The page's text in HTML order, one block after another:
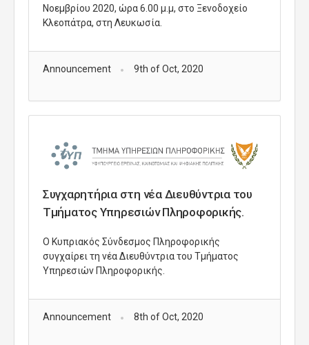
Νοεμβρίου 2020, ώρα 6.00 μ.μ, στο Ξενοδοχείο
Κλεοπάτρα, στη Λευκωσία.
Announcement 9th of Oct, 2020
Συγχαρητήρια στη νέα Διευθύντρια του
Τμήματος Υπηρεσιών Πληροφορικής.
Ο Κυπριακός Σύνδεσμος Πληροφορικής
συγχαίρει τη νέα Διευθύντρια του Τμήματος
Υπηρεσιών Πληροφορικής.
Announcement 8th of Oct, 2020